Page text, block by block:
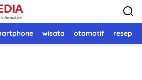
wisata otomotif resep